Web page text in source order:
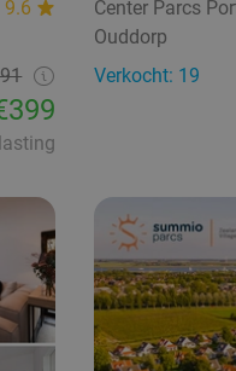
9.6
Center Parcs
Ouddorp
Verkocht: 19